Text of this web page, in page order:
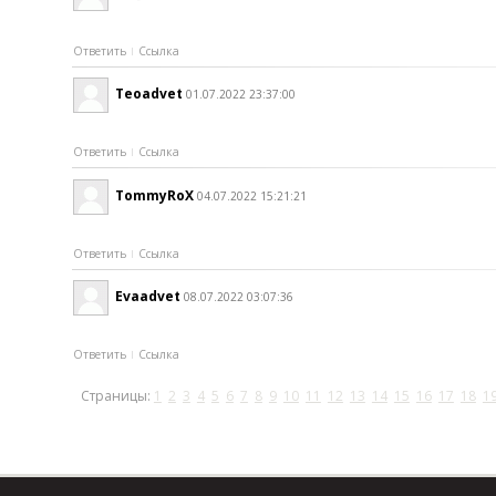
Ответить Ссылка
Teoadvet 01.07.2022 23:37:00
Ответить Ссылка
TommyRoX 04.07.2022 15:21:21
Ответить Ссылка
Evaadvet 08.07.2022 03:07:36
Ответить Ссылка
Страницы: 1 2 3 4 5 6 7 8 9 10 11 12 13 14 15 16 17 18